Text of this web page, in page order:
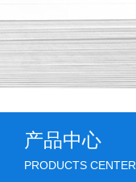
产品中心
PRODUCTS CENTER